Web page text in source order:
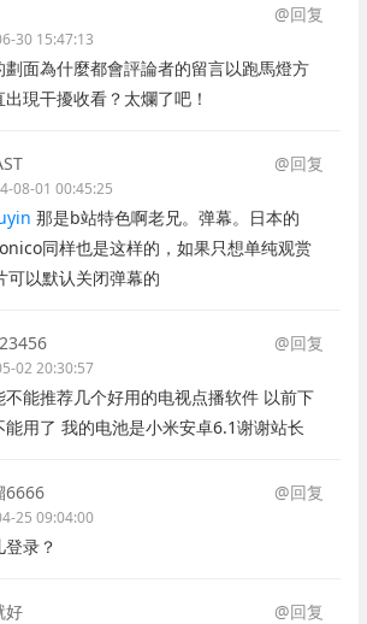
@回复
30 15:47:13
劃面為什麼都會評論者的留言以跑馬燈方
現干擾收看？太爛了吧！
@回复
08-01 00:45:25
那是b站特色啊老兄。弹幕。日本的
同样也是这样的，如果只想单纯观赏
可以默认关闭弹幕的
@回复
02 20:30:57
不能推荐几个好用的电视点播软件 以前下
能用了 我的电池是小米安卓6.1谢谢站长
6666 @回复
25 09:04:00
录？
好 @回复